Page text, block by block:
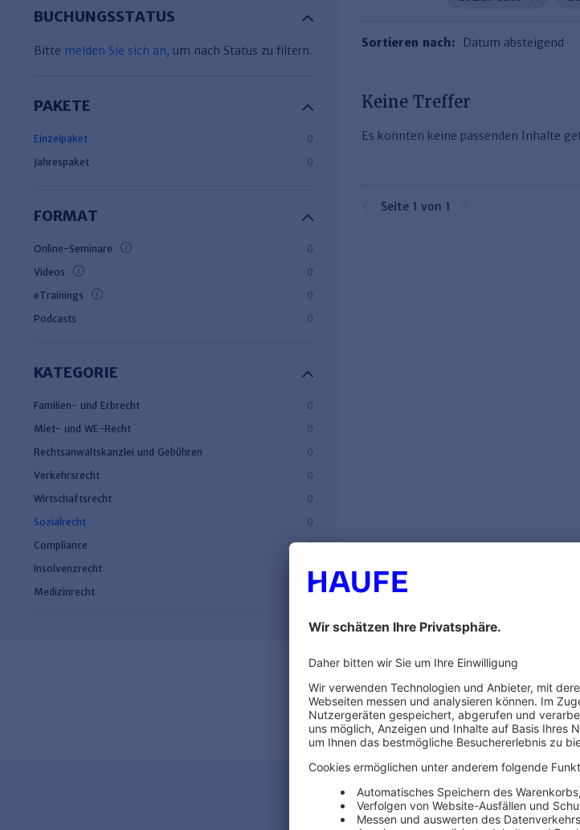
BUCHUNGSSTATUS
Bitte melden Sie sich an, um nach Status zu filtern.
PAKETE
Einzelpaket
0
Jahrespaket
0
FORMAT
Online-Seminare
0
Videos
0
eTrainings
0
Podcasts
0
KATEGORIE
Familien- und Erbrecht
0
Miet- und WE-Recht
0
Rechtsanwaltskanzlei und Gebühren
0
Verkehrsrecht
0
Wirtschaftsrecht
0
Sozialrecht
0
Compliance
0
Insolvenzrecht
0
Medizinrecht
0
Sortieren nach:
Keine Treffer
Es konnten keine passenden Inhalte
Seite 1 von 1